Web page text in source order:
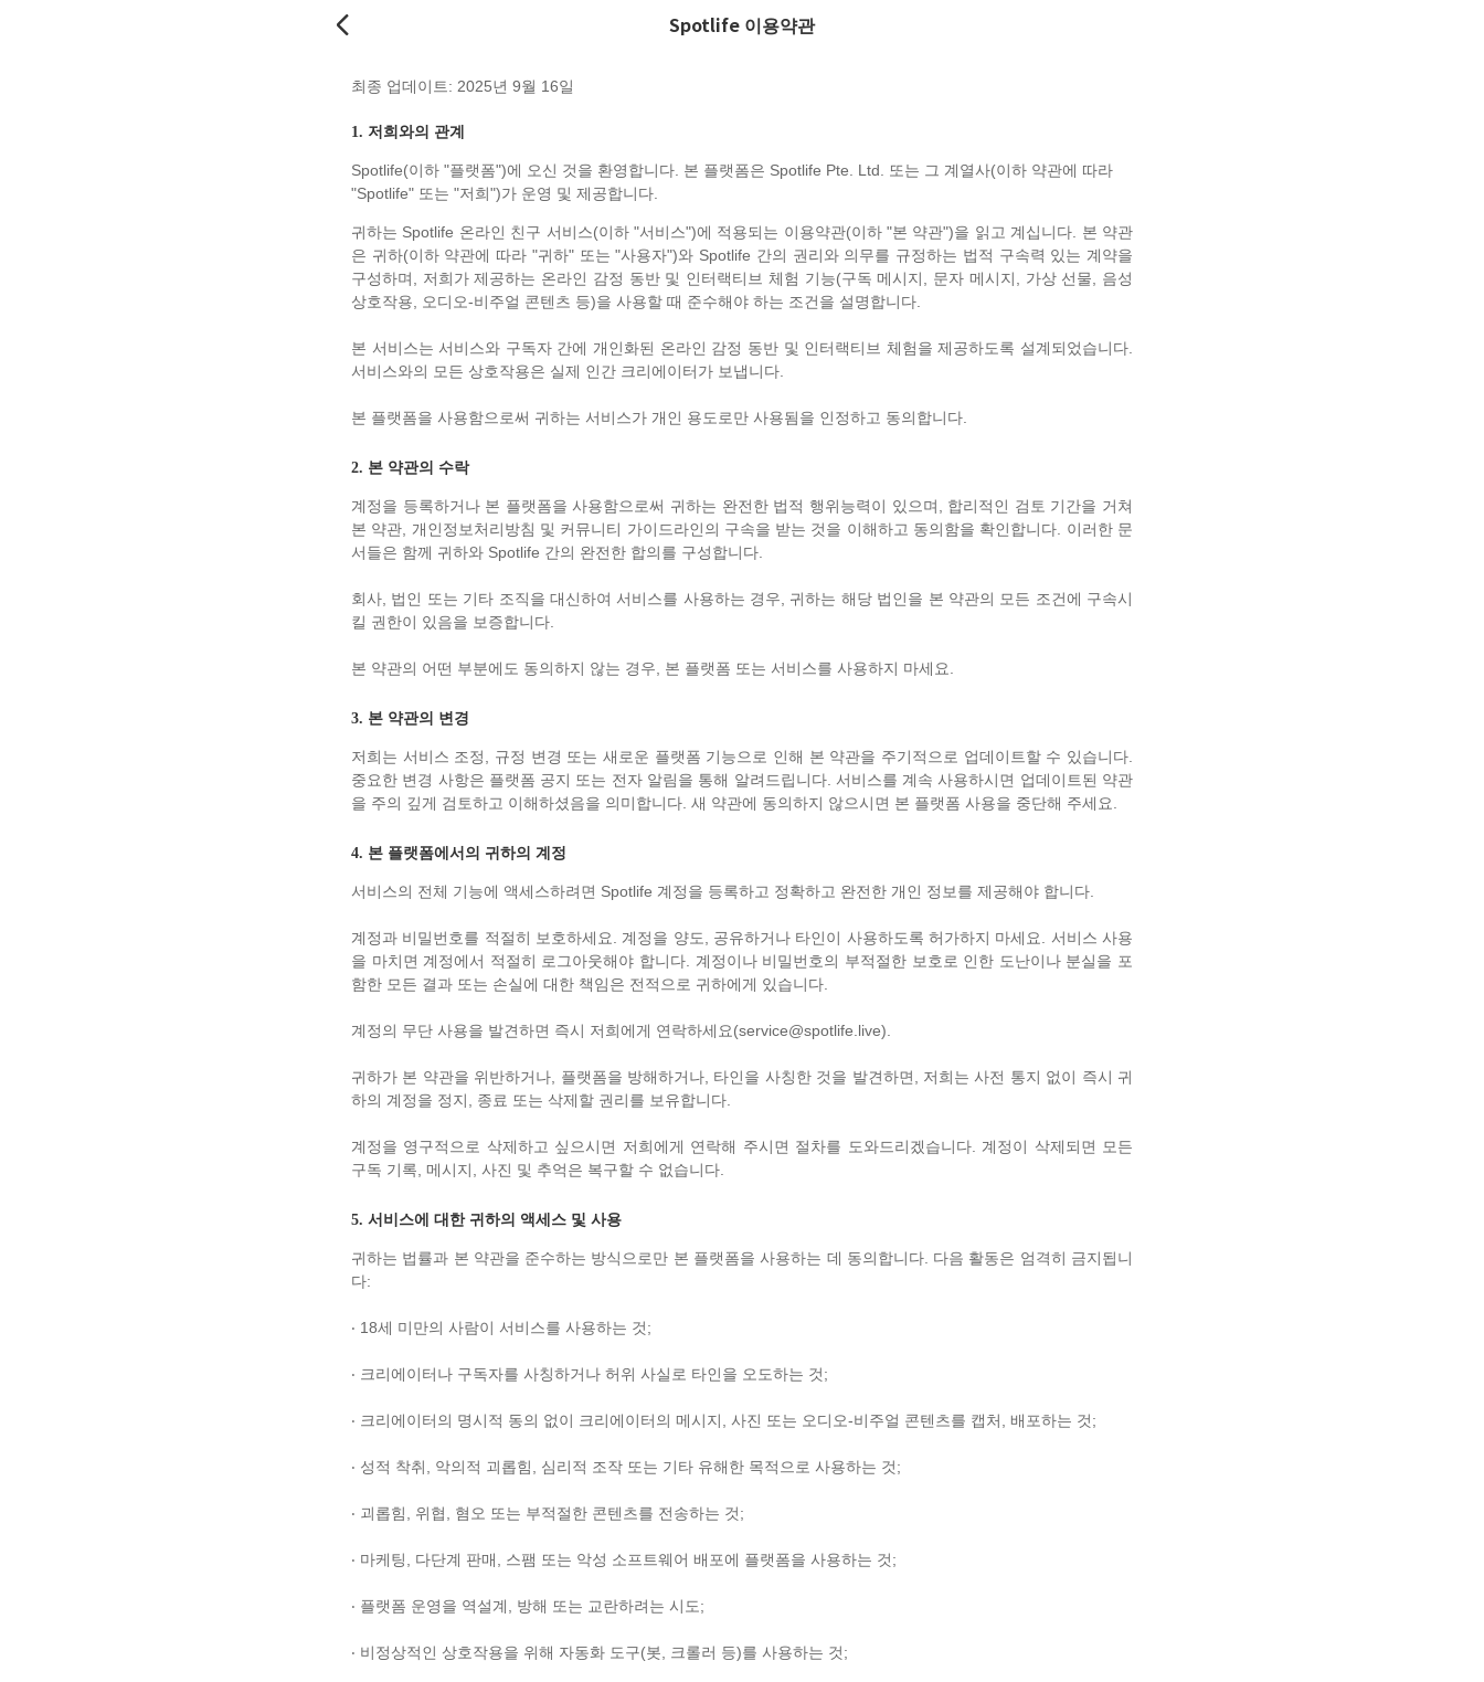
Spotlife 이용약관
최종 업데이트: 2025년 9월 16일
1. 저희와의 관계
Spotlife(이하 "플랫폼")에 오신 것을 환영합니다. 본 플랫폼은 Spotlife Pte. Ltd. 또는 그 계열사(이하 약관에 따라
"Spotlife" 또는 "저희")가 운영 및 제공합니다.
귀하는 Spotlife 온라인 친구 서비스(이하 "서비스")에 적용되는 이용약관(이하 "본 약관")을 읽고 계십니다. 본 약관
은 귀하(이하 약관에 따라 "귀하" 또는 "사용자")와 Spotlife 간의 권리와 의무를 규정하는 법적 구속력 있는 계약을
구성하며, 저희가 제공하는 온라인 감정 동반 및 인터랙티브 체험 기능(구독 메시지, 문자 메시지, 가상 선물, 음성
상호작용, 오디오-비주얼 콘텐츠 등)을 사용할 때 준수해야 하는 조건을 설명합니다.
본 서비스는 서비스와 구독자 간에 개인화된 온라인 감정 동반 및 인터랙티브 체험을 제공하도록 설계되었습니다.
서비스와의 모든 상호작용은 실제 인간 크리에이터가 보냅니다.
본 플랫폼을 사용함으로써 귀하는 서비스가 개인 용도로만 사용됨을 인정하고 동의합니다.
2. 본 약관의 수락
계정을 등록하거나 본 플랫폼을 사용함으로써 귀하는 완전한 법적 행위능력이 있으며, 합리적인 검토 기간을 거쳐
본 약관, 개인정보처리방침 및 커뮤니티 가이드라인의 구속을 받는 것을 이해하고 동의함을 확인합니다. 이러한 문
서들은 함께 귀하와 Spotlife 간의 완전한 합의를 구성합니다.
회사, 법인 또는 기타 조직을 대신하여 서비스를 사용하는 경우, 귀하는 해당 법인을 본 약관의 모든 조건에 구속시
킬 권한이 있음을 보증합니다.
본 약관의 어떤 부분에도 동의하지 않는 경우, 본 플랫폼 또는 서비스를 사용하지 마세요.
3. 본 약관의 변경
저희는 서비스 조정, 규정 변경 또는 새로운 플랫폼 기능으로 인해 본 약관을 주기적으로 업데이트할 수 있습니다.
중요한 변경 사항은 플랫폼 공지 또는 전자 알림을 통해 알려드립니다. 서비스를 계속 사용하시면 업데이트된 약관
을 주의 깊게 검토하고 이해하셨음을 의미합니다. 새 약관에 동의하지 않으시면 본 플랫폼 사용을 중단해 주세요.
4. 본 플랫폼에서의 귀하의 계정
서비스의 전체 기능에 액세스하려면 Spotlife 계정을 등록하고 정확하고 완전한 개인 정보를 제공해야 합니다.
계정과 비밀번호를 적절히 보호하세요. 계정을 양도, 공유하거나 타인이 사용하도록 허가하지 마세요. 서비스 사용
을 마치면 계정에서 적절히 로그아웃해야 합니다. 계정이나 비밀번호의 부적절한 보호로 인한 도난이나 분실을 포
함한 모든 결과 또는 손실에 대한 책임은 전적으로 귀하에게 있습니다.
계정의 무단 사용을 발견하면 즉시 저희에게 연락하세요(service@spotlife.live).
귀하가 본 약관을 위반하거나, 플랫폼을 방해하거나, 타인을 사칭한 것을 발견하면, 저희는 사전 통지 없이 즉시 귀
하의 계정을 정지, 종료 또는 삭제할 권리를 보유합니다.
계정을 영구적으로 삭제하고 싶으시면 저희에게 연락해 주시면 절차를 도와드리겠습니다. 계정이 삭제되면 모든
구독 기록, 메시지, 사진 및 추억은 복구할 수 없습니다.
5. 서비스에 대한 귀하의 액세스 및 사용
귀하는 법률과 본 약관을 준수하는 방식으로만 본 플랫폼을 사용하는 데 동의합니다. 다음 활동은 엄격히 금지됩니
다:
‧ 18세 미만의 사람이 서비스를 사용하는 것;
‧ 크리에이터나 구독자를 사칭하거나 허위 사실로 타인을 오도하는 것;
‧ 크리에이터의 명시적 동의 없이 크리에이터의 메시지, 사진 또는 오디오-비주얼 콘텐츠를 캡처, 배포하는 것;
‧ 성적 착취, 악의적 괴롭힘, 심리적 조작 또는 기타 유해한 목적으로 사용하는 것;
‧ 괴롭힘, 위협, 혐오 또는 부적절한 콘텐츠를 전송하는 것;
‧ 마케팅, 다단계 판매, 스팸 또는 악성 소프트웨어 배포에 플랫폼을 사용하는 것;
‧ 플랫폼 운영을 역설계, 방해 또는 교란하려는 시도;
‧ 비정상적인 상호작용을 위해 자동화 도구(봇, 크롤러 등)를 사용하는 것;